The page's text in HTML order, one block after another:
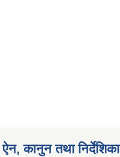
ऐन, कानुन तथा निर्देशिका